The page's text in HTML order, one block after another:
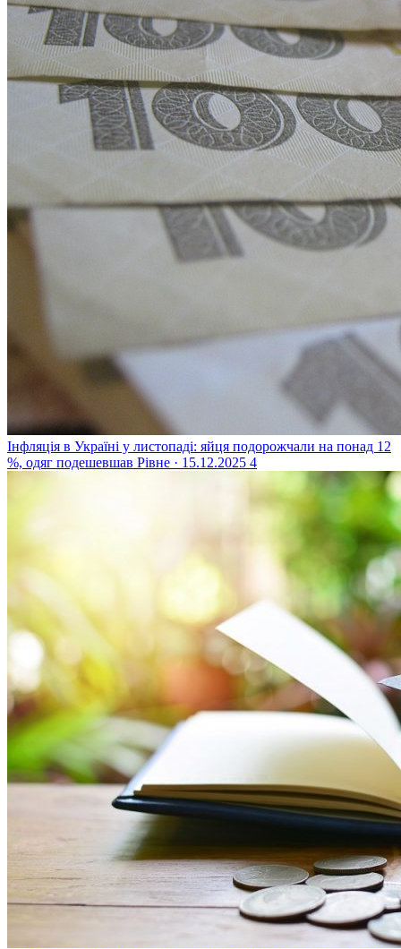
Інфляція в Україні у листопаді: яйця подорожчали на понад 12
%, одяг подешевшав Рівне · 15.12.2025 4